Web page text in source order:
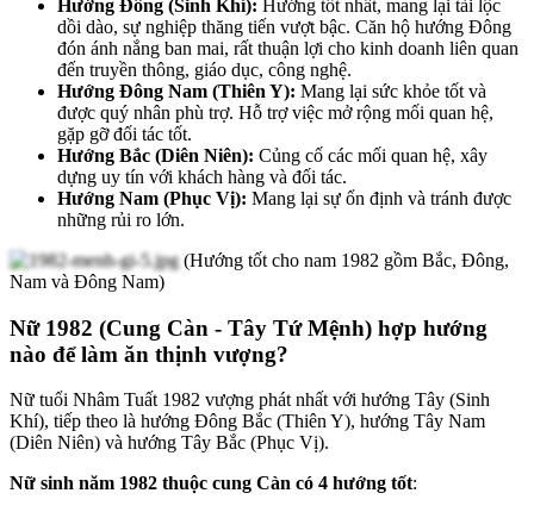
Hướng Đông (Sinh Khí): Hướng tốt nhất, mang lại tài lộc
dồi dào, sự nghiệp thăng tiến vượt bậc. Căn hộ hướng Đông
đón ánh nắng ban mai, rất thuận lợi cho kinh doanh liên quan
đến truyền thông, giáo dục, công nghệ.
Hướng Đông Nam (Thiên Y): Mang lại sức khỏe tốt và
được quý nhân phù trợ. Hỗ trợ việc mở rộng mối quan hệ,
gặp gỡ đối tác tốt.
Hướng Bắc (Diên Niên): Củng cố các mối quan hệ, xây
dựng uy tín với khách hàng và đối tác.
Hướng Nam (Phục Vị): Mang lại sự ổn định và tránh được
những rủi ro lớn.
(Hướng tốt cho nam 1982 gồm Bắc, Đông,
Nam và Đông Nam)
Nữ 1982 (Cung Càn - Tây Tứ Mệnh) hợp hướng
nào để làm ăn thịnh vượng?
Nữ tuổi Nhâm Tuất 1982 vượng phát nhất với hướng Tây (Sinh
Khí), tiếp theo là hướng Đông Bắc (Thiên Y), hướng Tây Nam
(Diên Niên) và hướng Tây Bắc (Phục Vị).
Nữ sinh năm 1982 thuộc cung Càn có 4 hướng tốt: